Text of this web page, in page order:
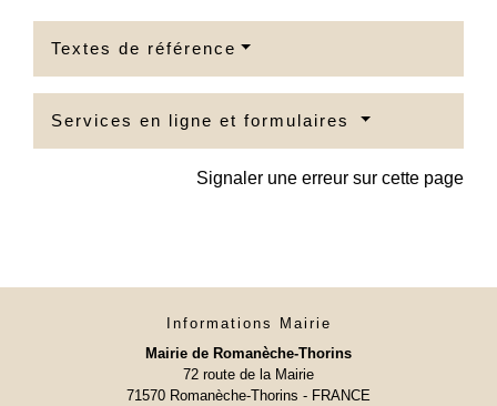
Textes de référence
Services en ligne et formulaires
Signaler une erreur sur cette page
Informations Mairie
Mairie de Romanèche-Thorins
72 route de la Mairie
71570 Romanèche-Thorins - FRANCE